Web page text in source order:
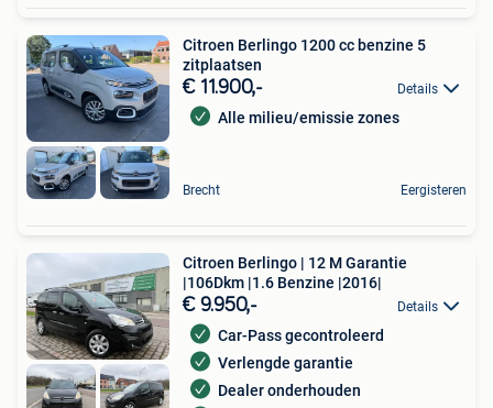
Citroen Berlingo 1200 cc benzine 5
zitplaatsen
€ 11.900,- Details
Alle milieu/emissie zones
Brecht Eergisteren
Citroen Berlingo | 12 M Garantie
|106Dkm |1.6 Benzine |2016|
€ 9.950,- Details
Car-Pass gecontroleerd
Verlengde garantie
Dealer onderhouden